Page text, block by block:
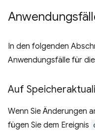
In den folgenden
Anwendungsfälle für
Auf
Wenn Sie Änderungen
fügen Sie dem Ereignis